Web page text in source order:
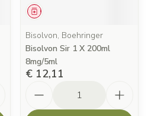
Geneesmiddel
Bisolvon, Boehringer
Bisolvon Sir 1 X 200ml
8mg/5ml
€ 12,11